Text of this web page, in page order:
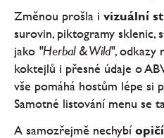
Změnou prošla i vizuální
surovin, piktogramy sklenic,
jako "Herbal & Wild", odkazy
koktejlů i přesné údaje o
vše pomáhá hostům lépe si
Samotné listování menu se
A samozřejmě nechybí